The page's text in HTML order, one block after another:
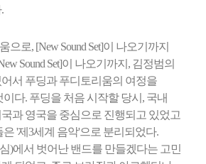
으로, [New Sound Set]이 나오기까지
Sound Set]이 나오기까지, 김정범의
서 푸딩과 푸디토리움의 여정을
다. 푸딩을 처음 시작할 당시, 국내
과 영국을 중심으로 진행되고 있었고
은 '제3세계 음악'으로 분리되었다.
)에서 벗어난 밴드를 만들겠다는 고민